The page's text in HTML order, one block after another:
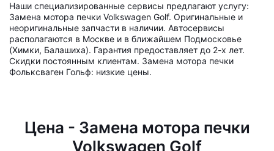
Наши специализированные сервисы предлагают услугу:
Замена мотора печки Volkswagen Golf. Оригинальные и
неоригинальные запчасти в наличии. Автосервисы
располагаются в Москве и в ближайшем Подмосковье
(Химки, Балашиха). Гарантия предоставляет до 2-х лет.
Скидки постоянным клиентам. Замена мотора печки
Фольксваген Гольф: низкие цены.
Цена - Замена мотора печки
Volkswagen Golf